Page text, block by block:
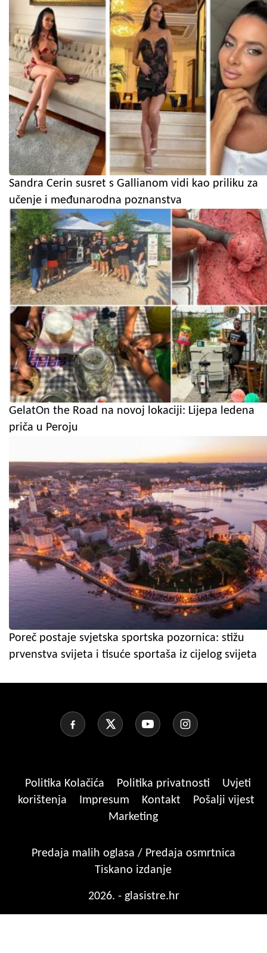
Sandra Cerin susret s Gallianom vidi kao priliku za
učenje i međunarodna poznanstva
GelatOn the Road na novoj lokaciji: Lijepa ledena
priča u Peroju
Poreč postaje svjetska sportska pozornica: stižu
prvenstva svijeta i tisuće sportaša iz cijelog svijeta
Politika Kolačića Politika privatnosti
Uvjeti
korištenja
Impresum Kontakt
Pošalji vijest
Marketing
Predaja malih oglasa / Predaja osmrtnica
Tiskano izdanje
2026. - glasistre.hr